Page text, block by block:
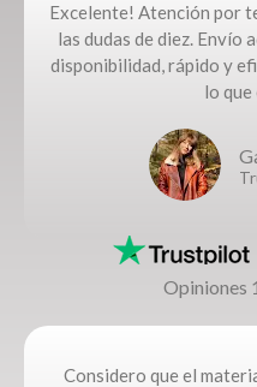
Excelente! Atención por
las dudas de diez. Envío
disponibilidad, rápido y
lo que
Opiniones
Considero que el